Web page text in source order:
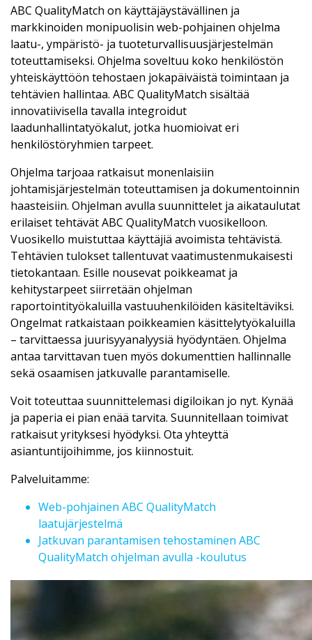
ABC QualityMatch on käyttäjäystävällinen ja
markkinoiden monipuolisin web-pohjainen ohjelma
laatu-, ympäristö- ja tuoteturvallisuusjärjestelmän
toteuttamiseksi. Ohjelma soveltuu koko henkilöstön
yhteiskäyttöön tehostaen jokapäiväistä toimintaan ja
tehtävien hallintaa. ABC QualityMatch sisältää
innovatiivisella tavalla integroidut
laadunhallintatyökalut, jotka huomioivat eri
henkilöstöryhmien tarpeet.
Ohjelma tarjoaa ratkaisut monenlaisiin
johtamisjärjestelmän toteuttamisen ja dokumentoinnin
haasteisiin. Ohjelman avulla suunnittelet ja aikataulutat
erilaiset tehtävät ABC QualityMatch vuosikelloon.
Vuosikello muistuttaa käyttäjiä avoimista tehtävistä.
Tehtävien tulokset tallentuvat vaatimustenmukaisesti
tietokantaan. Esille nousevat poikkeamat ja
kehitystarpeet siirretään ohjelman
raportointityökaluilla vastuuhenkilöiden käsiteltäviksi.
Ongelmat ratkaistaan poikkeamien käsittelytyökaluilla
– tarvittaessa juurisyyanalyysiä hyödyntäen. Ohjelma
antaa tarvittavan tuen myös dokumenttien hallinnalle
sekä osaamisen jatkuvalle parantamiselle.
Voit toteuttaa suunnittelemasi digiloikan jo nyt. Kynää
ja paperia ei pian enää tarvita. Suunnitellaan toimivat
ratkaisut yrityksesi hyödyksi. Ota yhteyttä
asiantuntijoihimme, jos kiinnostuit.
Palveluitamme:
Web-pohjainen ABC QualityMatch
laatujärjestelmä
Jatkuvan parantamisen tehostaminen ABC
QualityMatch ohjelman avulla -koulutus